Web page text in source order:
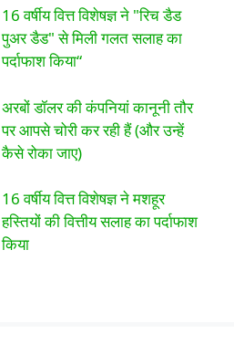
16 वर्षीय वित्त विशेषज्ञ ने "रिच डैड
पुअर डैड" से मिली गलत सलाह का
पर्दाफाश किया“
अरबों डॉलर की कंपनियां कानूनी तौर
पर आपसे चोरी कर रही हैं (और उन्हें
कैसे रोका जाए)
16 वर्षीय वित्त विशेषज्ञ ने मशहूर
हस्तियों की वित्तीय सलाह का पर्दाफाश
किया